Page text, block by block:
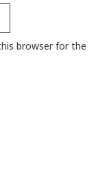
browser for the